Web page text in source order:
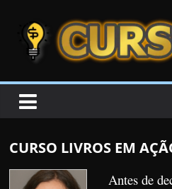
CURSOTOP
s
e
l
CURSO LIVROS EM
Antes de